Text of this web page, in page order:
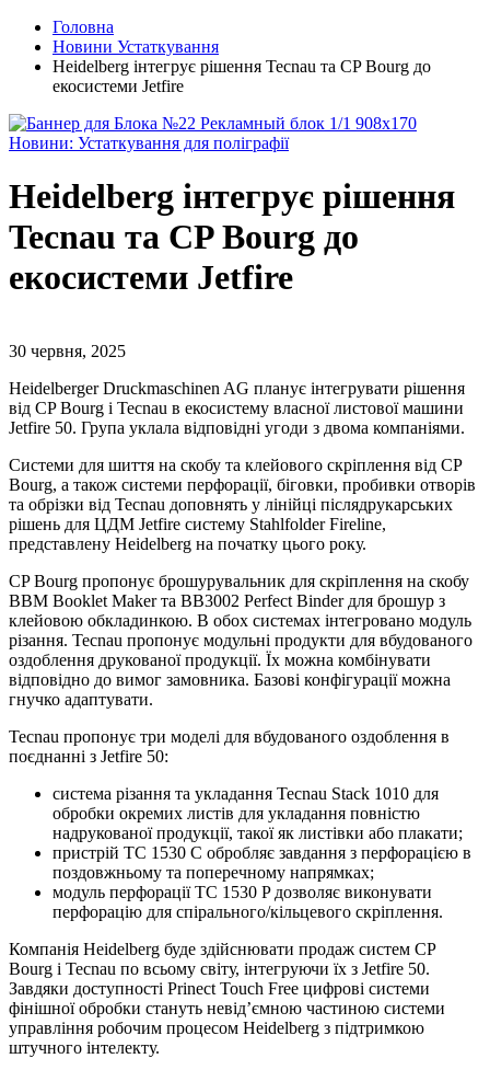
Головна
Новини Устаткування
Heidelberg інтегрує рішення Tecnau та CP Bourg до
екосистеми Jetfire
Новини: Устаткування для поліграфії
Heidelberg інтегрує рішення
Tecnau та CP Bourg до
екосистеми Jetfire
30 червня, 2025
Heidelberger Druckmaschinen AG планує інтегрувати рішення
від CP Bourg і ​​Tecnau в екосистему власної листової машини
Jetfire 50. Група уклала відповідні угоди з двома компаніями.
Системи для шиття на скобу та клейового скріплення від CP
Bourg, а також системи перфорації, біговки, пробивки отворів
та обрізки від Tecnau доповнять у лінійці післядрукарських
рішень для ЦДМ Jetfire систему Stahlfolder Fireline,
представлену Heidelberg на початку цього року.
CP Bourg пропонує брошурувальник для скріплення на скобу
BBM Booklet Maker та BB3002 Perfect Binder для брошур з
клейовою обкладинкою. В обох системах інтегровано модуль
різання. Tecnau пропонує модульні продукти для вбудованого
оздоблення друкованої продукції. Їх можна комбінувати
відповідно до вимог замовника. Базові конфігурації можна
гнучко адаптувати.
Tecnau пропонує три моделі для вбудованого оздоблення в
поєднанні з Jetfire 50:
система різання та укладання Tecnau Stack 1010 для
обробки окремих листів для укладання повністю
надрукованої продукції, такої як листівки або плакати;
пристрій TC 1530 C обробляє завдання з перфорацією в
поздовжньому та поперечному напрямках;
модуль перфорації TC 1530 P дозволяє виконувати
перфорацію для спірального/кільцевого скріплення.
Компанія Heidelberg буде здійснювати продаж систем CP
Bourg і ​​Tecnau по всьому світу, інтегруючи їх з Jetfire 50.
Завдяки доступності Prinect Touch Free цифрові системи
фінішної обробки стануть невід’ємною частиною системи
управління робочим процесом Heidelberg з підтримкою
штучного інтелекту.